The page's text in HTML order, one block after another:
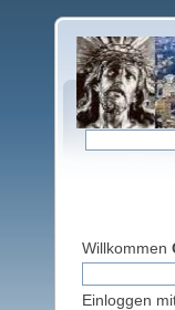
Willkommen
Einloggen